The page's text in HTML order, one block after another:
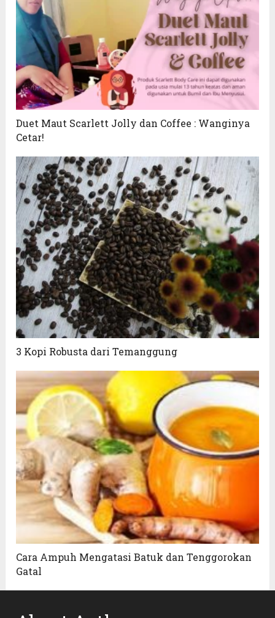
Duet Maut Scarlett Jolly dan Coffee : Wanginya
Cetar!
3 Kopi Robusta dari Temanggung
Cara Ampuh Mengatasi Batuk dan Tenggorokan
Gatal